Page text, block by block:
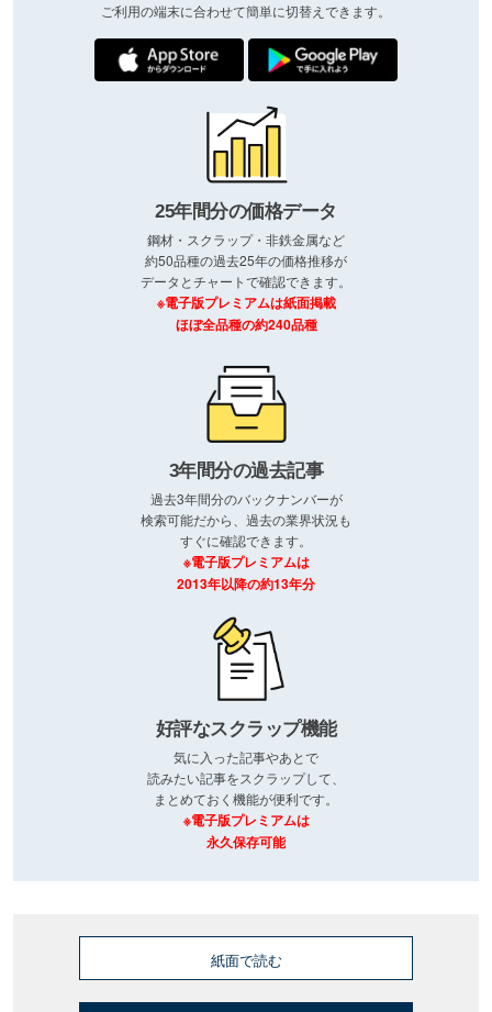
ご利用の端末に合わせて簡単に切替えできます。
25年間分の価格データ
鋼材・スクラップ・非鉄金属など
約50品種の過去25年の価格推移が
データとチャートで確認できます。
※電子版プレミアムは紙面掲載
ほぼ全品種の約240品種
3年間分の過去記事
過去3年間分のバックナンバーが
検索可能だから、過去の業界状況も
すぐに確認できます。
※電子版プレミアムは
2013年以降の約13年分
好評なスクラップ機能
気に入った記事やあとで
読みたい記事をスクラップして、
まとめておく機能が便利です。
※電子版プレミアムは
永久保存可能
紙面で読む